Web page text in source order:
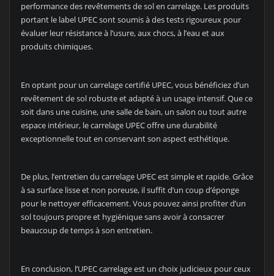
performance des revêtements de sol en carrelage. Les produits
portant le label UPEC sont soumis à des tests rigoureux pour
évaluer leur résistance à l’usure, aux chocs, à l’eau et aux
produits chimiques.
En optant pour un carrelage certifié UPEC, vous bénéficiez d’un
revêtement de sol robuste et adapté à un usage intensif. Que ce
soit dans une cuisine, une salle de bain, un salon ou tout autre
espace intérieur, le carrelage UPEC offre une durabilité
exceptionnelle tout en conservant son aspect esthétique.
De plus, l’entretien du carrelage UPEC est simple et rapide. Grâce
à sa surface lisse et non poreuse, il suffit d’un coup d’éponge
pour le nettoyer efficacement. Vous pouvez ainsi profiter d’un
sol toujours propre et hygiénique sans avoir à consacrer
beaucoup de temps à son entretien.
En conclusion, l’UPEC carrelage est un choix judicieux pour ceux